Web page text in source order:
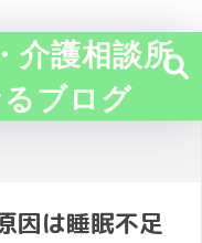
介護相談所
ブログ
因は睡眠不足